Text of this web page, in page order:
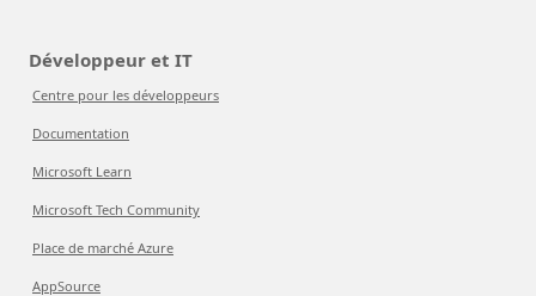
Développeur et IT
Centre pour les développeurs
Documentation
Microsoft Learn
Microsoft Tech Community
Place de marché Azure
AppSource